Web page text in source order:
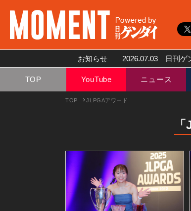
お知らせ 2026.07.03 日刊ゲ
TOP YouTube ニュース
TOP JLPGAアワード